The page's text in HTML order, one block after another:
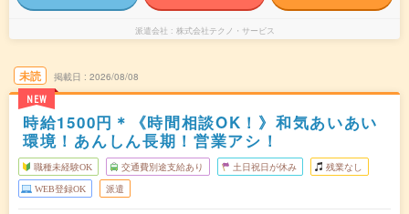
派遣会社 株式会社テクノ・サービス
未読
NEW
掲載日 2026/08/08
時給1500円＊《時間相談OK！》和気あいあい
環境！あんしん長期！営業アシ！
職種未経験OK 交通費別途支給あり 土日祝日が休み 残業なし
WEB登録OK 派遣